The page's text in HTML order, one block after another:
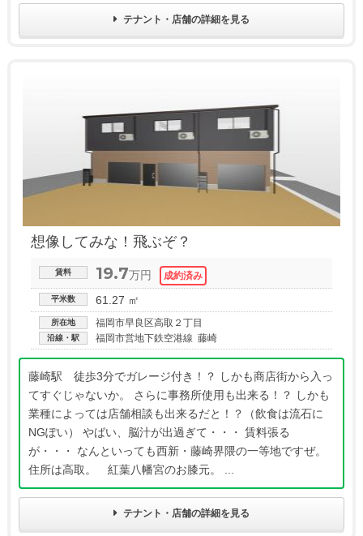
テナント・店舗の詳細を見る
想像してみな！飛ぶぞ？
賃料 19.7万円
平米数 61.27 ㎡
所在地 福岡市早良区高取２丁目
沿線・駅 福岡市営地下鉄空港線 藤崎
藤崎駅 徒歩3分でガレージ付き！？ しかも商店街から入っ
てすぐじゃないか。 さらに事務所使用も出来る！？ しかも
業種によっては店舗相談も出来るだと！？（飲食は流石に
NGぽい） やばい、脳汁が出過ぎて・・・ 賃料張る
が・・・ なんといっても西新・藤崎界隈の一等地ですぜ。
住所は高取。 紅葉八幡宮のお膝元。 ...
テナント・店舗の詳細を見る